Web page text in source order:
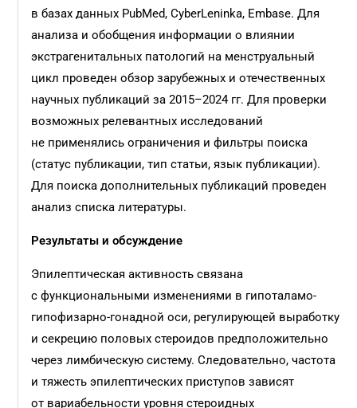
в базах данных PubMed, CyberLeninka, Embase. Для
анализа и обобщения информации о влиянии
экстрагенитальных патологий на менструальный
цикл проведен обзор зарубежных и отечественных
научных публикаций за 2015–2024 гг. Для проверки
возможных релевантных исследований
не применялись ограничения и фильтры поиска
(статус публикации, тип статьи, язык публикации).
Для поиска дополнительных публикаций проведен
анализ списка литературы.
Результаты и обсуждение
Эпилептическая активность связана
с функциональными изменениями в гипоталамо-
гипофизарно-гонадной оси, регулирующей выработку
и секрецию половых стероидов предположительно
через лимбическую систему. Следовательно, частота
и тяжесть эпилептических приступов зависят
от вариабельности уровня стероидных